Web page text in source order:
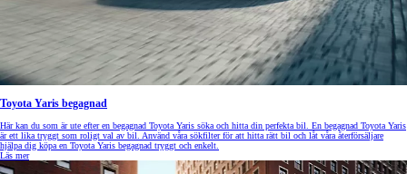
Toyota Yaris begagnad
Här kan du som är ute efter en begagnad Toyota Yaris söka och hitta din perfekta bil. En begagnad Toyota Yaris
är ett lika tryggt som roligt val av bil. Använd våra sökfilter för att hitta rätt bil och låt våra återförsäljare
hjälpa dig köpa en Toyota Yaris begagnad tryggt och enkelt.
Läs mer